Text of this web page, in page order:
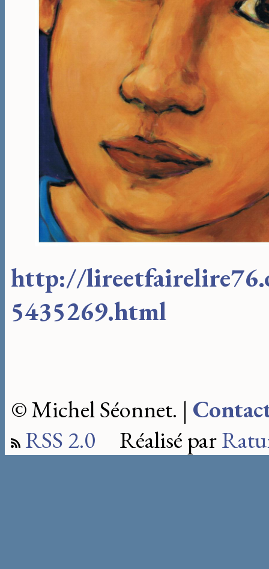
http://
5435269.html
© Michel Séonnet. |
RSS 2.0 Réalisé par